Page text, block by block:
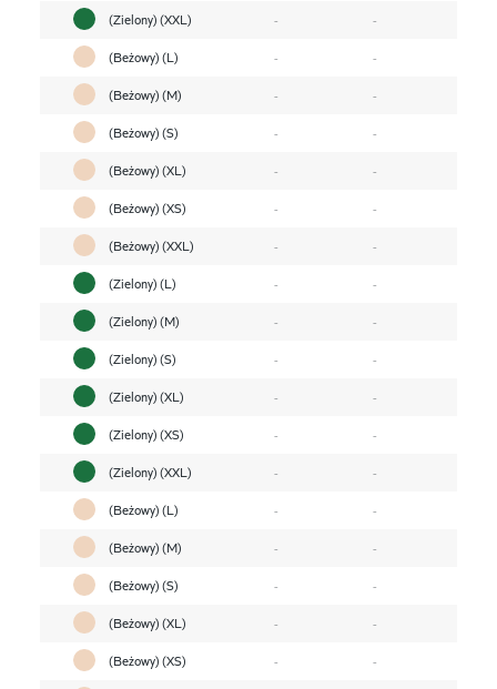
(Zielony) (XXL)
-
-
(Beżowy) (L)
-
-
(Beżowy) (M)
-
-
(Beżowy) (S)
-
-
(Beżowy) (XL)
-
-
(Beżowy) (XS)
-
-
(Beżowy) (XXL)
-
-
(Zielony) (L)
-
-
(Zielony) (M)
-
-
(Zielony) (S)
-
-
(Zielony) (XL)
-
-
(Zielony) (XS)
-
-
(Zielony) (XXL)
-
-
(Beżowy) (L)
-
-
(Beżowy) (M)
-
-
(Beżowy) (S)
-
-
(Beżowy) (XL)
-
-
(Beżowy) (XS)
-
-